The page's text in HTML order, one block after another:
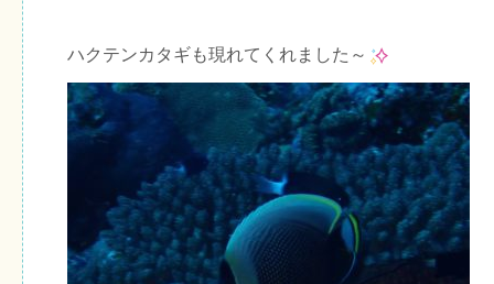
ハクテンカタギも現れてくれました～